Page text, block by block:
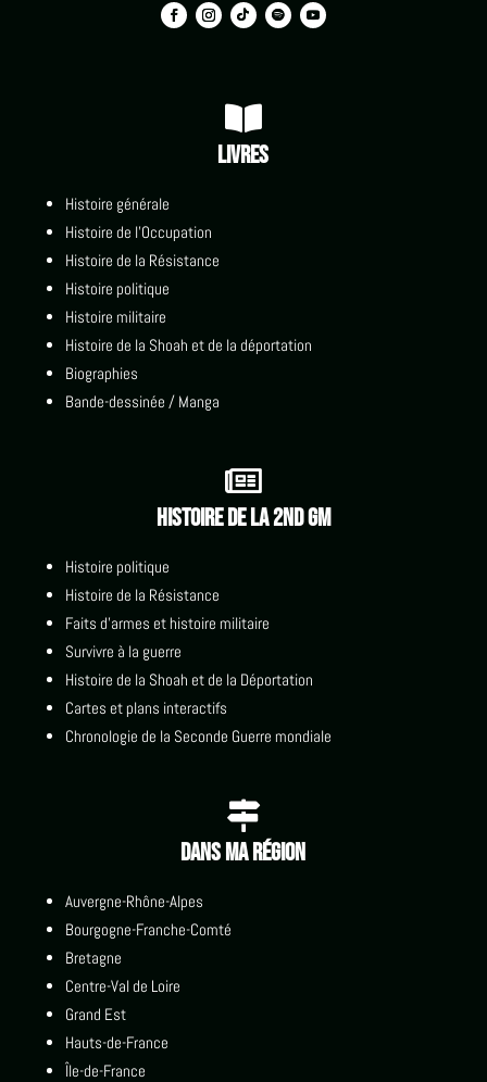

Livres
Histoire générale
Histoire de l'Occupation
Histoire de la Résistance
Histoire politique
Histoire militaire
Histoire de la Shoah et de la déportation
Biographies
Bande-dessinée / Manga

Histoire de la 2nd GM
Histoire politique
Histoire de la Résistance
Faits d'armes et histoire militaire
Survivre à la guerre
Histoire de la Shoah et de la Déportation
Cartes et plans interactifs
Chronologie de la Seconde Guerre mondiale

Dans ma région
Auvergne-Rhône-Alpes
Bourgogne-Franche-Comté
Bretagne
Centre-Val de Loire
Grand Est
Hauts-de-France
Île-de-France